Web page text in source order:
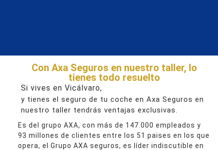
Con Axa Seguros en nuestro taller, lo
tienes todo resuelto
Si vives en Vicálvaro,
y tienes el seguro de tu coche en Axa Seguros en
nuestro taller tendrás ventajas exclusivas.
Es del grupo AXA, con más de 147.000 empleados y
93 millones de clientes entre los 51 paises en los que
opera, el Grupo AXA seguros, es líder indiscutible en